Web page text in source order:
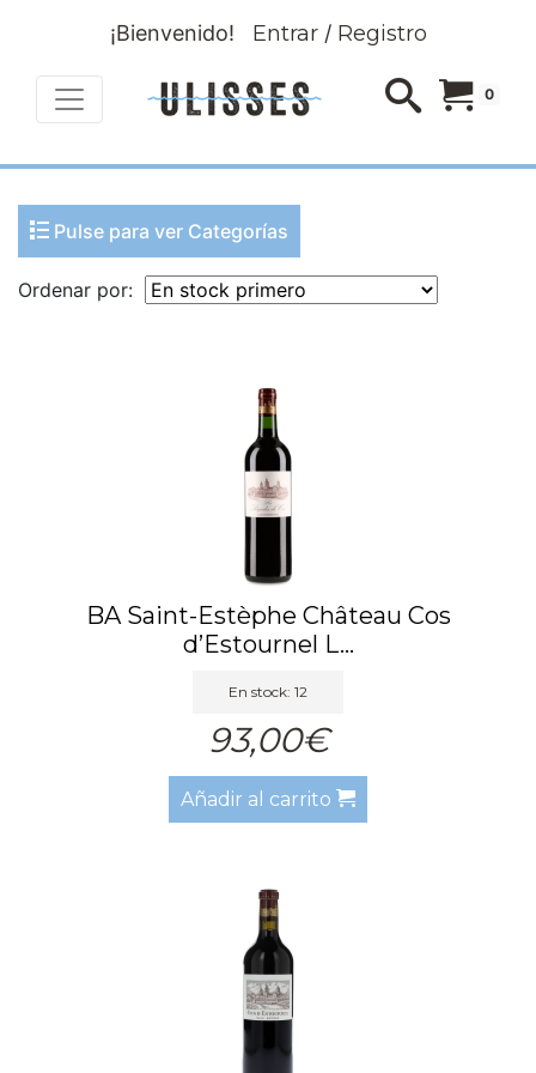
¡Bienvenido! Entrar/ Registro
0
Pulse para ver Categorías
Ordenar por:
BA Saint-Estèphe Château Cos
d’Estournel L...
En stock: 12
93,00€
Añadir al carrito